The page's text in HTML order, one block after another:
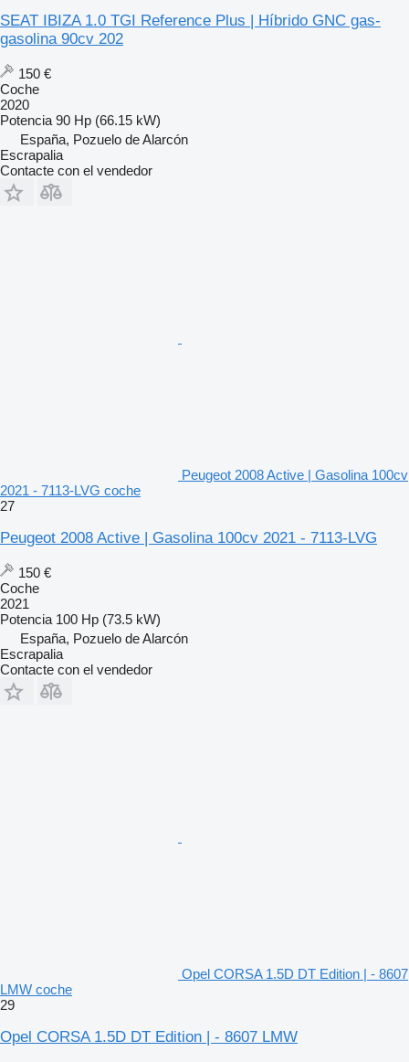
SEAT IBIZA 1.0 TGI Reference Plus | Híbrido GNC gas-
gasolina 90cv 202
150 €
Coche
2020
Potencia 90 Hp (66.15 kW)
España, Pozuelo de Alarcón
Escrapalia
Contacte con el vendedor
Peugeot 2008 Active | Gasolina 100cv
2021 - 7113-LVG coche
27
Peugeot 2008 Active | Gasolina 100cv 2021 - 7113-LVG
150 €
Coche
2021
Potencia 100 Hp (73.5 kW)
España, Pozuelo de Alarcón
Escrapalia
Contacte con el vendedor
Opel CORSA 1.5D DT Edition | - 8607
LMW coche
29
Opel CORSA 1.5D DT Edition | - 8607 LMW